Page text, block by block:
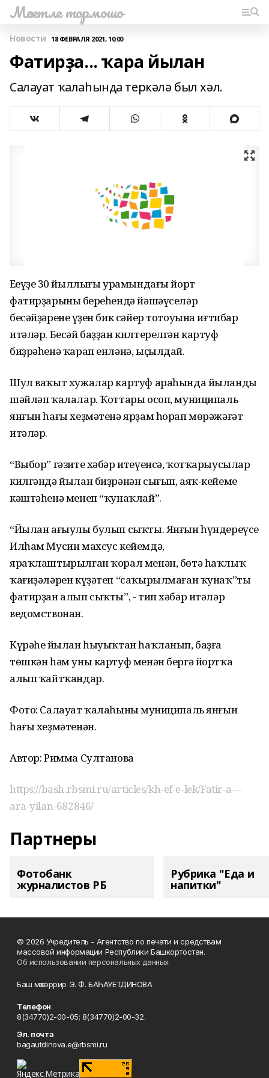
Мәсетле тормошо
Новости 18 ФЕВРАЛЯ 2021, 10:00
Фатирҙа... ҡара йылан
Салауат ҡалаһында теркәлә был хәл.
Еңеүҙең 30 йыллығы урамындағы йорт
фатирҙарының береһендә йәшәүселәр
бесәйҙәренең үҙен бик сәйер тотоуына иғтибар
итәләр. Бесәй баҙҙан килтерелгән картуф
биҙрәһенә ҡарап енләнә, ыҫылдай.
Шул ваҡыт хужалар картуф араһында йыланды
шәйләп ҡалалар. Ҡоттары осоп, муниципаль
янғын һағы хеҙмәтенә ярҙам һорап мөрәжәғәт
итәләр.
“Выбор” гәзите хәбәр итеүенсә, ҡотҡарыусылар
килгәндә йылан биҙрәнән сығып, аяҡ-кейеме
кәштәһенә менеп “ҡунаҡлай”.
“Йылан ағыулы булып сыҡты. Янғын һүндереүсе
Илһам Мусин махсус кейемдә,
яраҡлаштырылған ҡорал менән, бөтә һаҡлыҡ
ҡағиҙәләрен күҙәтеп “саҡырылмаған ҡунаҡ”ты
фатирҙан алып сыҡты”, - тип хәбәр итәләр
ведомствонан.
Күрәһең йылан һыуыҡтан һаҡланып, баҙға
төшкән һәм уны картуф менән бергә йортҡа
алып ҡайтҡандар.
Фото: Салауат ҡалаһының муниципаль янғын
һағы хеҙмәтенән.
Автор: Римма Султанова
https://bash.rbsmi.ru/articles/kh-ef-e-lek/Fatir-a---
ara-yilan-682846/
Партнеры
Фотобанк
журналистов РБ
Рубрика "Еда и
напитки"
© 2026 Учредитель - Агентство по печати и средствам
массовой информации Республики Башкортостан.
Об использовании персональных данных
Баш мөхәррир Э. Ф. БАҺАУЕТДИНОВА
Телефон
8(34770)2-00-05; 8(34770)2-00-32.
Эл. почта
bagautdinova.e@rbsmi.ru